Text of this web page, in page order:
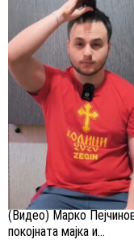
(Видео) Марко
покојната мајка и...